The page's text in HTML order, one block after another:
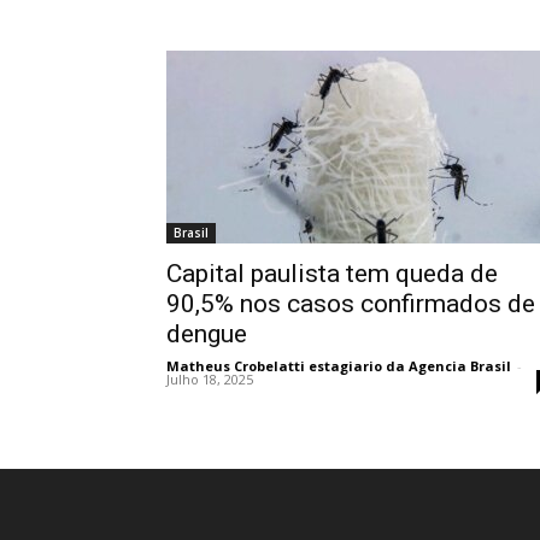
Brasil
Capital paulista tem queda de
90,5% nos casos confirmados de
dengue
Matheus Crobelatti estagiario da Agencia Brasil -
Julho 18, 2025